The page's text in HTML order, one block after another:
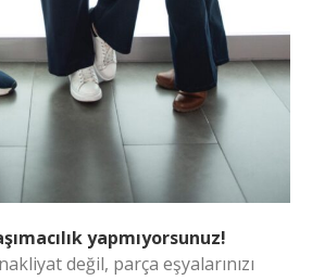
yapmıyorsunuz!
değil, parça eşyalarınızı